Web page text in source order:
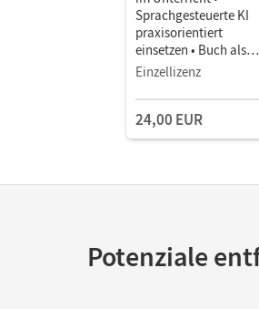
Sprachgesteuerte KI
praxisorientiert
einsetzen • Buch als
PDF-Download
Einzellizenz
24,00 EUR
Potenziale